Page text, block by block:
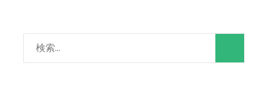
検
索: